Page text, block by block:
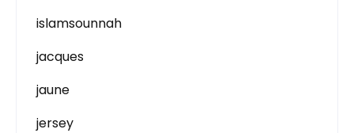
islamsounnah
jacques
jaune
jersey